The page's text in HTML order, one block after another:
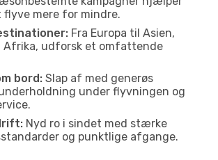
flyve mere for mindre.
Fra Europa til Asien,
Afrika, udforsk et omfattende
bord: Slap af med generøs
under flyvningen og
Nyd ro i sindet med stærke
og punktlige afgange.